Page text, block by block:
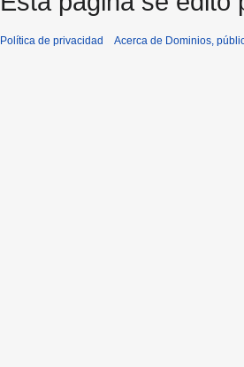
Política de privacidad Acerca de Dominios,